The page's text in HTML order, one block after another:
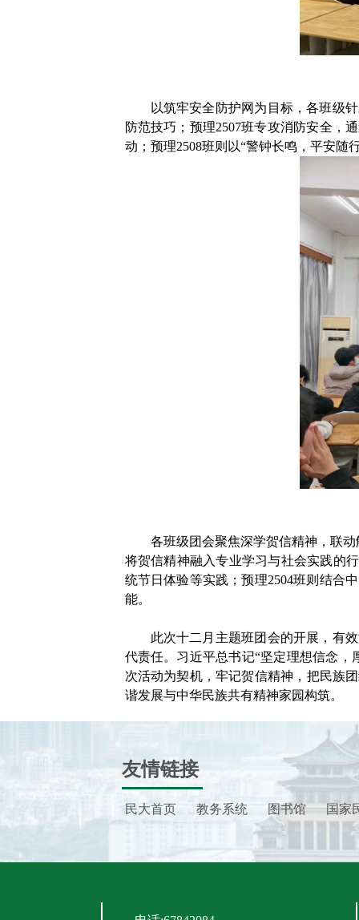
以筑牢安全防护网为目标，各班级
防范技巧；预理2507班专攻消防安全，
动；预理2508班则以“警钟长鸣，平安随
各班级团会聚焦深学贺信精神，联
将贺信精神融入专业学习与社会实践的
统节日体验等实践；预理2504班则结合
能。
此次十二月主题班团会的开展，有
代责任。习近平总书记“坚定理想信念
次活动为契机，牢记贺信精神，把民族
谐发展与中华民族共有精神家园构筑。
友情链接
民大首页 教务系统 图书馆 国家